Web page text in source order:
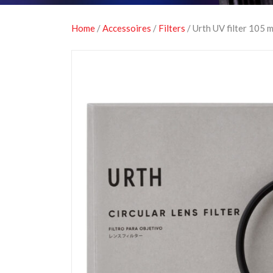
Home /Accessoires / Filters / Urth UV filter 105